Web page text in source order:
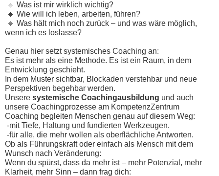
🔹 Was ist mir wirklich wichtig?
🔹 Wie will ich leben, arbeiten, führen?
🔹 Was hält mich noch zurück – und was wäre möglich,
wenn ich es loslasse?
Genau hier setzt systemisches Coaching an:
Es ist mehr als eine Methode. Es ist ein Raum, in dem
Entwicklung geschieht.
In dem Muster sichtbar, Blockaden verstehbar und neue
Perspektiven begehbar werden.
Unsere systemische Coachingausbildung und auch
unsere Coachingprozesse am KompetenzZentrum
Coaching begleiten Menschen genau auf diesem Weg:
-mit Tiefe, Haltung und fundierten Werkzeugen.
-für alle, die mehr wollen als oberflächliche Antworten.
Ob als Führungskraft oder einfach als Mensch mit dem
Wunsch nach Veränderung:
Wenn du spürst, dass da mehr ist – mehr Potenzial, mehr
Klarheit, mehr Sinn – dann frag dich: